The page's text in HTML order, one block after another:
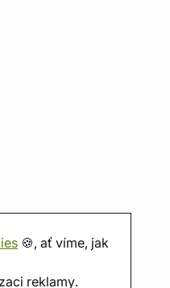
🍪, ať víme, jak
reklamy.